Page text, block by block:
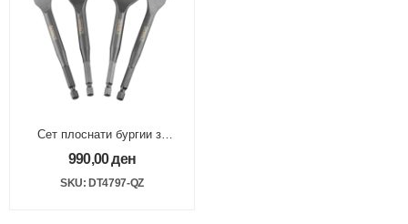
Сет плоснати бургии за
дрво 20,22,25,32mm
Impact
990,00ден
SKU: DT4797-QZ